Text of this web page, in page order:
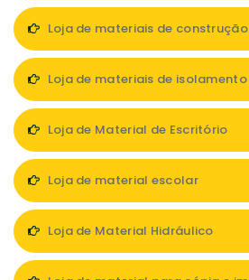
Loja de materiais de construção
Loja de materiais de isolamento
Loja de Material de Escritório
Loja de material escolar
Loja de Material Hidráulico